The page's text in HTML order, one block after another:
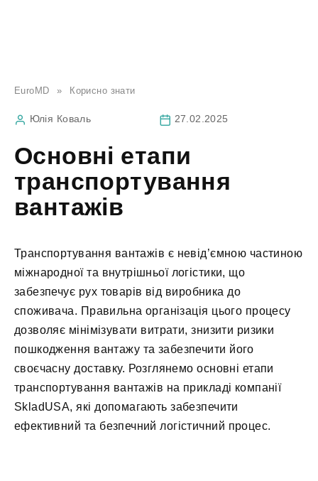
EuroMD » Корисно знати
Юлія Коваль 27.02.2025
Основні етапи
транспортування
вантажів
Транспортування вантажів є невід’ємною частиною
міжнародної та внутрішньої логістики, що
забезпечує рух товарів від виробника до
споживача. Правильна організація цього процесу
дозволяє мінімізувати витрати, знизити ризики
пошкодження вантажу та забезпечити його
своєчасну доставку. Розглянемо основні етапи
транспортування вантажів на прикладі компанії
SkladUSA, які допомагають забезпечити
ефективний та безпечний логістичний процес.